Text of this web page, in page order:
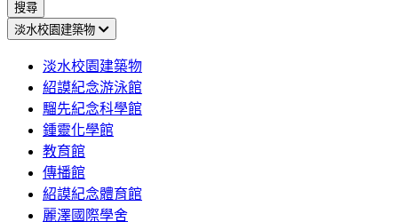
搜尋
淡水校園建築物
淡水校園建築物
紹謨紀念游泳館
騮先紀念科學館
鍾靈化學館
教育館
傳播館
紹謨紀念體育館
麗澤國際學舍